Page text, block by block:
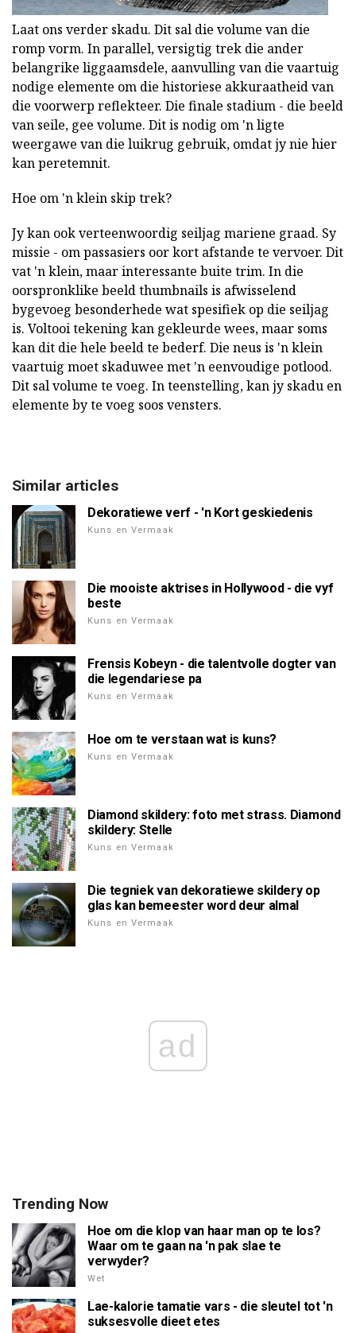
Laat ons verder skadu. Dit sal die volume van die
romp vorm. In parallel, versigtig trek die ander
belangrike liggaamsdele, aanvulling van die vaartuig
nodige elemente om die historiese akkuraatheid van
die voorwerp reflekteer. Die finale stadium - die beeld
van seile, gee volume. Dit is nodig om 'n ligte
weergawe van die luikrug gebruik, omdat jy nie hier
kan peretemnit.
Hoe om 'n klein skip trek?
Jy kan ook verteenwoordig seiljag mariene graad. Sy
missie - om passasiers oor kort afstande te vervoer. Dit
vat 'n klein, maar interessante buite trim. In die
oorspronklike beeld thumbnails is afwisselend
bygevoeg besonderhede wat spesifiek op die seiljag
is. Voltooi tekening kan gekleurde wees, maar soms
kan dit die hele beeld te bederf. Die neus is 'n klein
vaartuig moet skaduwee met 'n eenvoudige potlood.
Dit sal volume te voeg. In teenstelling, kan jy skadu en
elemente by te voeg soos vensters.
Similar articles
Dekoratiewe verf - 'n Kort geskiedenis
Kuns en Vermaak
Die mooiste aktrises in Hollywood - die vyf
beste
Kuns en Vermaak
Frensis Kobeyn - die talentvolle dogter van
die legendariese pa
Kuns en Vermaak
Hoe om te verstaan wat is kuns?
Kuns en Vermaak
Diamond skildery: foto met strass. Diamond
skildery: Stelle
Kuns en Vermaak
Die tegniek van dekoratiewe skildery op
glas kan bemeester word deur almal
Kuns en Vermaak
ad
Trending Now
Hoe om die klop van haar man op te los?
Waar om te gaan na 'n pak slae te
verwyder?
Wet
Lae-kalorie tamatie vars - die sleutel tot 'n
suksesvolle dieet etes